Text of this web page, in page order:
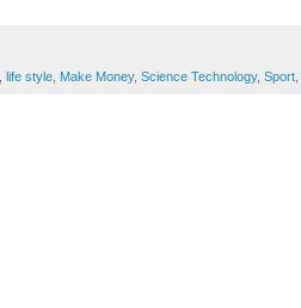
life style Make Money, Science Technology, Sport